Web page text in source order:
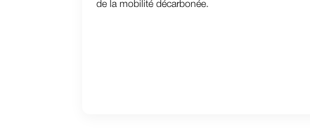
de la mobilité décarbonée.